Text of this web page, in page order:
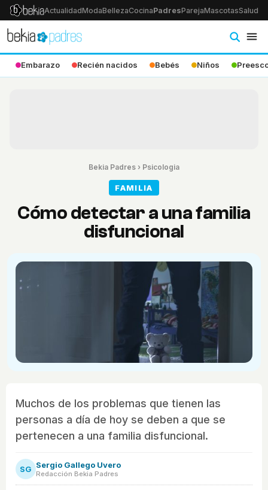
ActualidadModaBellezaCocinaPadresParejaMascotasSalud
Embarazo Recién nacidos Bebés Niños
Bekia Padres › Psicologia
FAMILIA
Cómo detectar a una familia
disfuncional
Muchos de los problemas que tienen las
personas a día de hoy se deben a que se
pertenecen a una familia disfuncional.
SG Sergio Gallego Uvero
Redacción Bekia Padres